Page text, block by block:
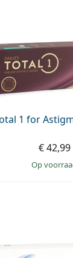
1 for
€ 42,99
op